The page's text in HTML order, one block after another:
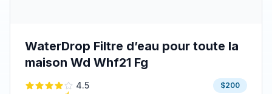
WaterDrop Filtre d’eau pour toute la
maison Wd Whf21 Fg
4.5 $200